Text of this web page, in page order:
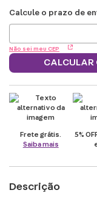
Não sei meu CEP
CALCULAR
Frete grátis.
Saiba mais
5%
Descrição